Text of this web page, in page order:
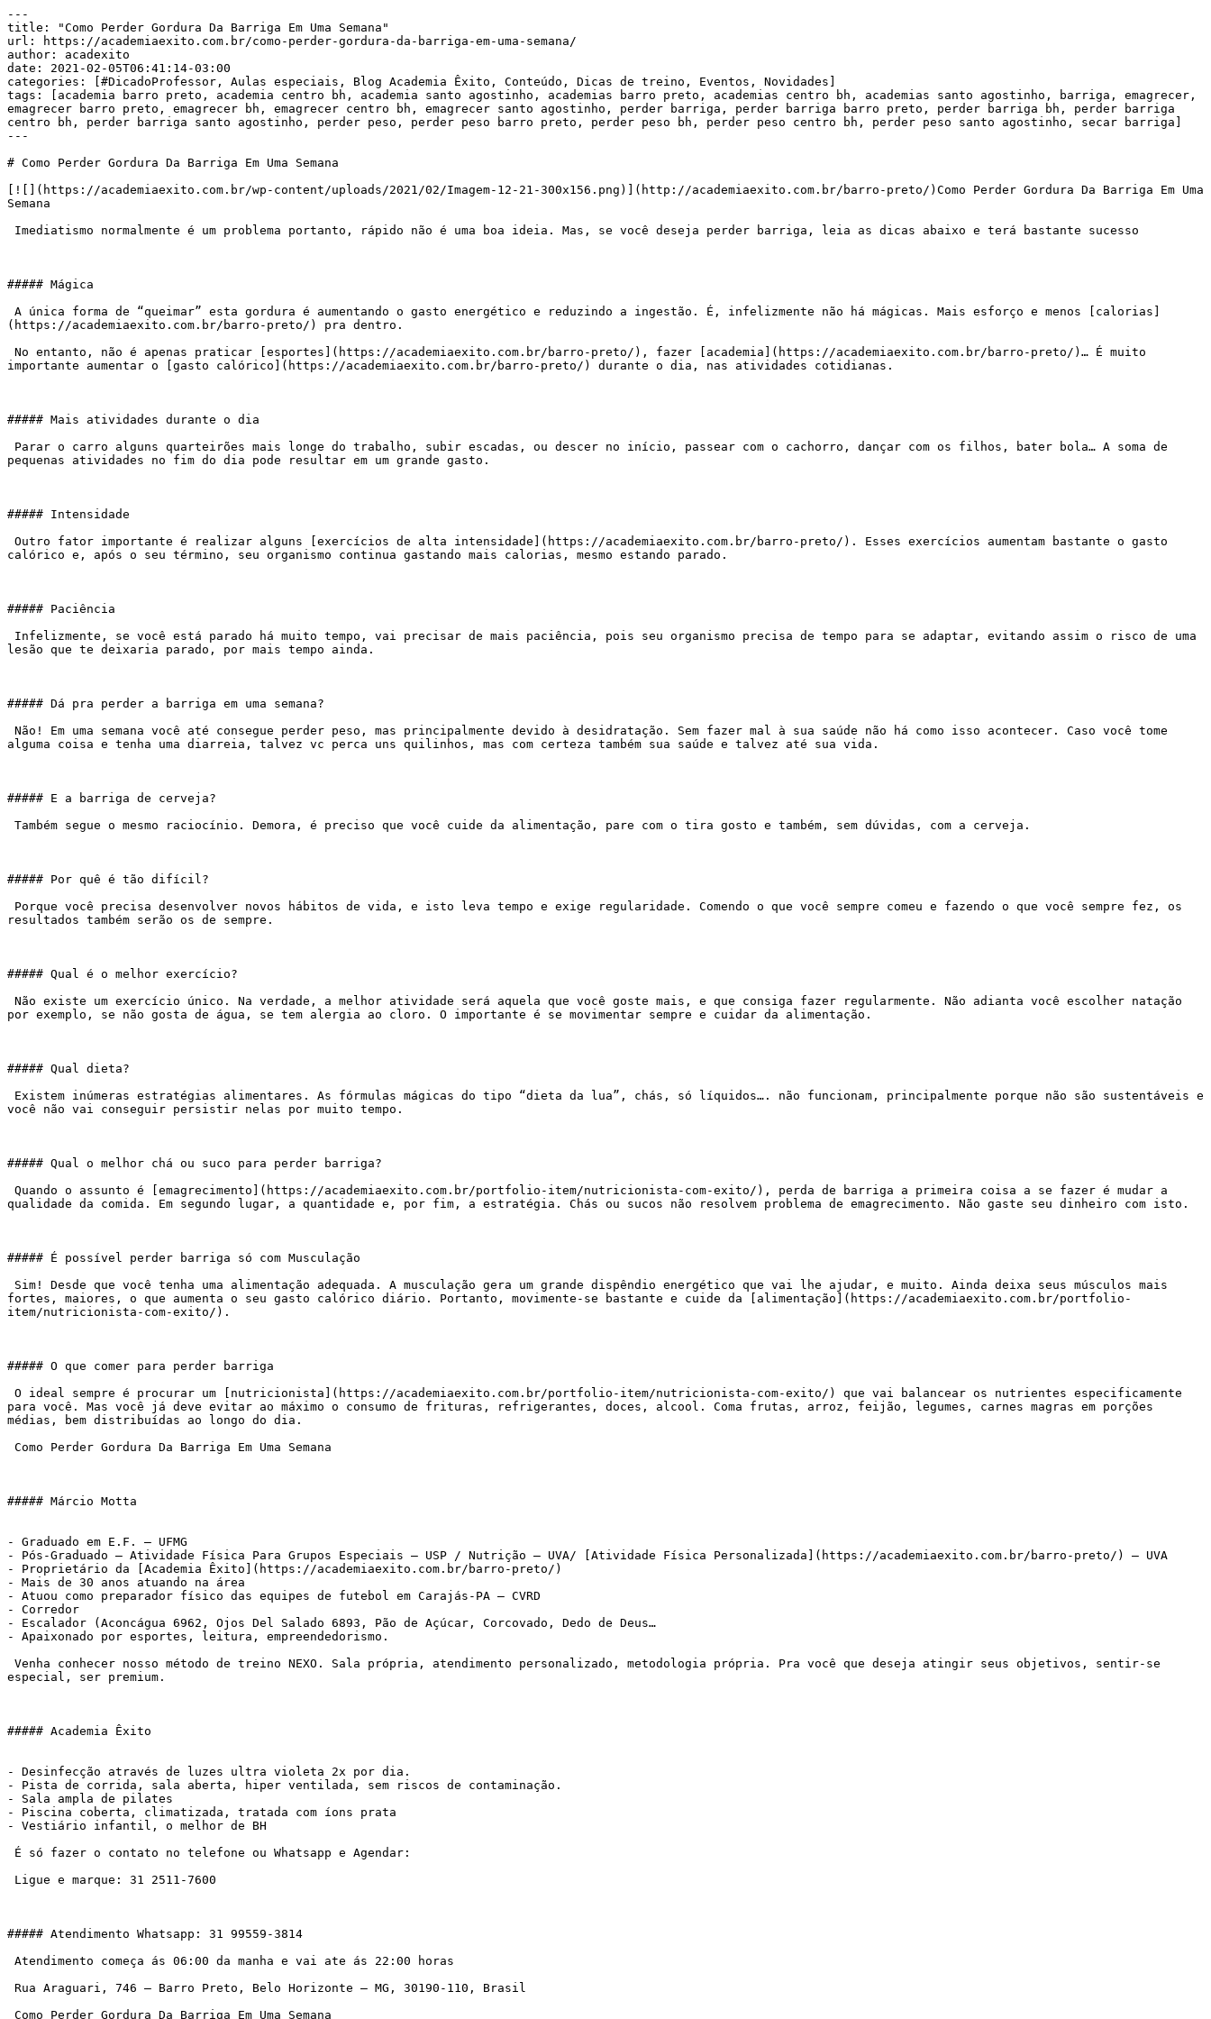
---
title: "Como Perder Gordura Da Barriga Em Uma Semana"
url: https://academiaexito.com.br/como-perder-gordura-da-barriga-em-uma-semana/
author: acadexito
date: 2021-02-05T06:41:14-03:00
categories: [#DicadoProfessor, Aulas especiais, Blog Academia Êxito, Conteúdo, Dicas de treino, Eventos, Novidades]
tags: [academia barro preto, academia centro bh, academia santo agostinho, academias barro preto, academias centro bh, academias santo agostinho, barriga, emagrecer,
emagrecer barro preto, emagrecer bh, emagrecer centro bh, emagrecer santo agostinho, perder barriga, perder barriga barro preto, perder barriga bh, perder barriga
centro bh, perder barriga santo agostinho, perder peso, perder peso barro preto, perder peso bh, perder peso centro bh, perder peso santo agostinho, secar barriga]
---
# Como Perder Gordura Da Barriga Em Uma Semana
[![](https://academiaexito.com.br/wp-content/uploads/2021/02/Imagem-12-21-300x156.png)](http://academiaexito.com.br/barro-preto/)Como Perder Gordura Da Barriga Em Uma
Semana
##### Mágica
(https://academiaexito.com.br/barro-preto/) pra dentro.
importante aumentar o [gasto calórico](https://academiaexito.com.br/barro-preto/) durante o dia, nas atividades cotidianas.
##### Mais atividades durante o dia
pequenas atividades no fim do dia pode resultar em um grande gasto.
##### Intensidade
calórico e, após o seu término, seu organismo continua gastando mais calorias, mesmo estando parado.
##### Paciência
lesão que te deixaria parado, por mais tempo ainda.
##### Dá pra perder a barriga em uma semana?
alguma coisa e tenha uma diarreia, talvez vc perca uns quilinhos, mas com certeza também sua saúde e talvez até sua vida.
##### E a barriga de cerveja?
##### Por quê é tão difícil?
resultados também serão os de sempre.
##### Qual é o melhor exercício?
por exemplo, se não gosta de água, se tem alergia ao cloro. O importante é se movimentar sempre e cuidar da alimentação.
##### Qual dieta?
você não vai conseguir persistir nelas por muito tempo.
##### Qual o melhor chá ou suco para perder barriga?
qualidade da comida. Em segundo lugar, a quantidade e, por fim, a estratégia. Chás ou sucos não resolvem problema de emagrecimento. Não gaste seu dinheiro com isto.
##### É possível perder barriga só com Musculação
fortes, maiores, o que aumenta o seu gasto calórico diário. Portanto, movimente-se bastante e cuide da [alimentação](https://academiaexito.com.br/portfolio-
item/nutricionista-com-exito/).
##### O que comer para perder barriga
para você. Mas você já deve evitar ao máximo o consumo de frituras, refrigerantes, doces, alcool. Coma frutas, arroz, feijão, legumes, carnes magras em porções
médias, bem distribuídas ao longo do dia.
##### Márcio Motta
- Graduado em E.F. – UFMG
- Pós-Graduado – Atividade Física Para Grupos Especiais – USP / Nutrição – UVA/ [Atividade Física Personalizada](https://academiaexito.com.br/barro-preto/) – UVA
- Proprietário da [Academia Êxito](https://academiaexito.com.br/barro-preto/)
- Mais de 30 anos atuando na área
- Atuou como preparador físico das equipes de futebol em Carajás-PA – CVRD
- Corredor
- Escalador (Aconcágua 6962, Ojos Del Salado 6893, Pão de Açúcar, Corcovado, Dedo de Deus…
- Apaixonado por esportes, leitura, empreendedorismo.
especial, ser premium.
##### Academia Êxito
- Desinfecção através de luzes ultra violeta 2x por dia.
- Pista de corrida, sala aberta, hiper ventilada, sem riscos de contaminação.
- Sala ampla de pilates
- Piscina coberta, climatizada, tratada com íons prata
- Vestiário infantil, o melhor de BH
##### Atendimento Whatsapp: 31 99559-3814
Como Perder Gordura Da Barriga Em Uma Semana